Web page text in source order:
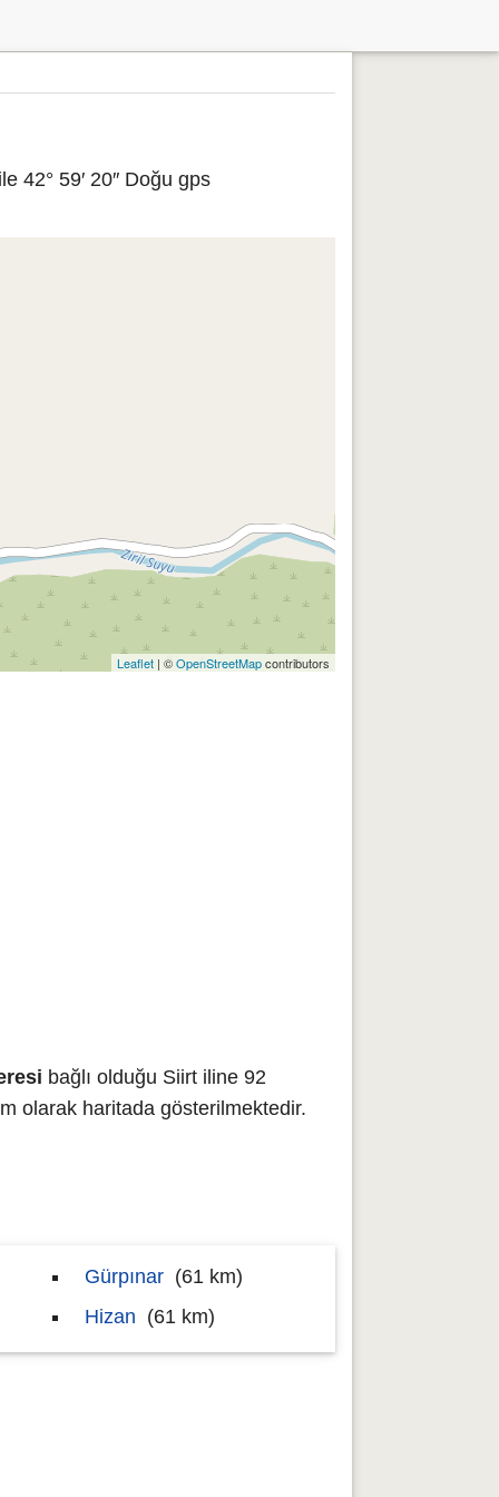
42° 59′ 20″ Doğu gps
Leaflet | ©OpenStreetMapcontributors
bağlı olduğu Siirt iline 92
olarak haritada gösterilmektedir.
Gürpınar (61 km)
Hizan (61 km)